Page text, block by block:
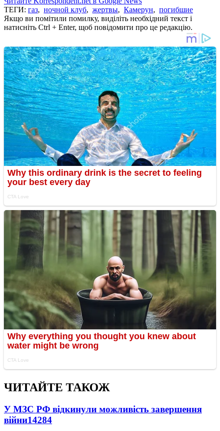
ТЕГИ: газ, ночной клуб, жертвы, Камерун, погибшие
Якщо ви помітили помилку, виділіть необхідний текст і
натисніть Ctrl + Enter, щоб повідомити про це редакцію.
ЧИТАЙТЕ ТАКОЖ
У МЗС РФ відкинули можливість завершення
війни14284